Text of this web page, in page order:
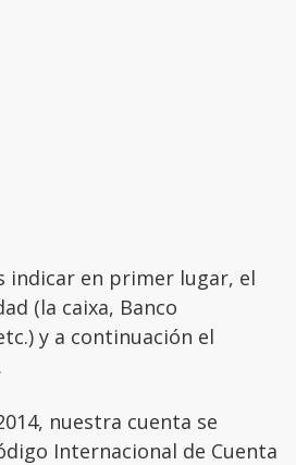
indicar en primer lugar, el
(la caixa, Banco
y a continuación el
nuestra cuenta se
Internacional de Cuenta